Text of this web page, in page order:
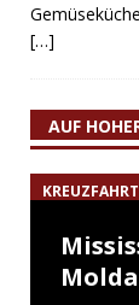
[…]
AUF
KREUZFAHRT